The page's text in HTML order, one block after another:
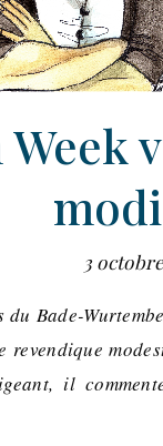
Week
3
du Bade-
revendique
il